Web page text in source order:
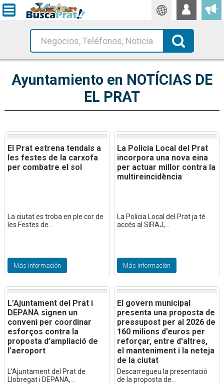
Traductor
Busca!
Ayuntamiento en NOTÍCIAS DE
EL PRAT
El Prat estrena tendals a
les festes de la carxofa
per combatre el sol
La ciutat es troba en ple cor de
les Festes de...
Más información
La Policia Local del Prat
incorpora una nova eina
per actuar millor contra la
multireincidència
La Policia Local del Prat ja té
accés al SIRAJ,...
Más información
L’Ajuntament del Prat i
DEPANA signen un
conveni per coordinar
esforços contra la
proposta d’ampliació de
l’aeroport
L’Ajuntament del Prat de
Llobregat i DEPANA,...
El govern municipal
presenta una proposta de
pressupost per al 2026 de
160 milions d’euros per
reforçar, entre d'altres,
el manteniment i la neteja
de la ciutat
Descarregueu la presentació
de la proposta de...